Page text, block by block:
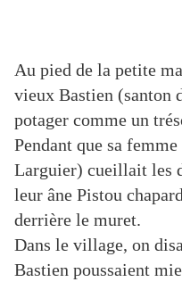
Au pied de la petite
vieux Bastien (santon
potager comme un
Pendant que sa
Larguier) cueillait les
leur âne Pistou
derrière le muret.
Dans le village, on
Bastien poussaient